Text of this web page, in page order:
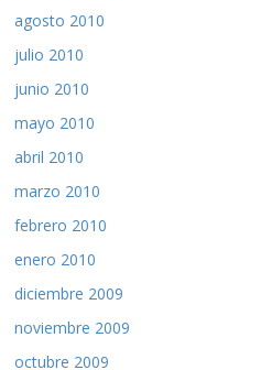
agosto 2010
julio 2010
junio 2010
mayo 2010
abril 2010
marzo 2010
febrero 2010
enero 2010
diciembre 2009
noviembre 2009
octubre 2009